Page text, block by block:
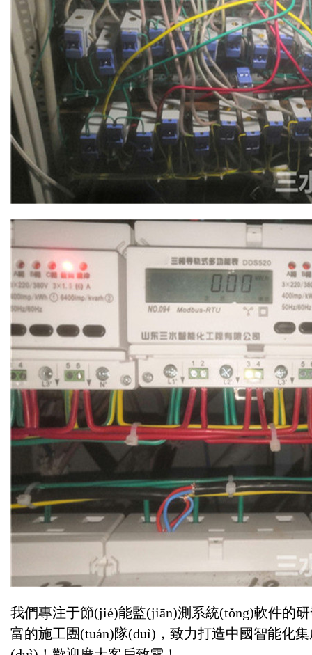
我們專注于節(jié)能監(jiān)測系統(tǒng)軟件的研發
富的施工團(tuán)隊(duì)，致力打造中國智能化